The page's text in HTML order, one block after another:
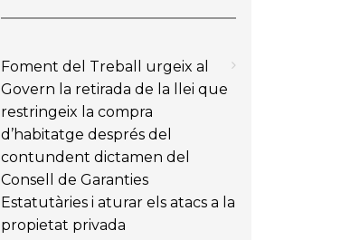
Foment del Treball urgeix al
Govern la retirada de la llei que
restringeix la compra
d’habitatge després del
contundent dictamen del
Consell de Garanties
Estatutàries i aturar els atacs a la
propietat privada